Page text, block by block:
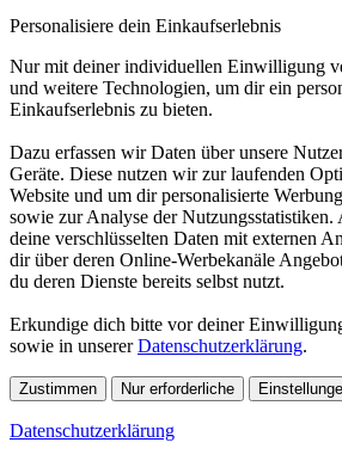
Personalisiere dein Einkaufserlebnis
Nur mit deiner individuellen Einwilligung
und weitere Technologien, um dir ein
Einkaufserlebnis zu bieten.
Dazu erfassen wir Daten über unsere
Geräte. Diese nutzen wir zur laufenden
Website und um dir personalisierte
sowie zur Analyse der
deine verschlüsselten Daten mit externen
dir über deren Online-Werbekanäle
du deren Dienste bereits selbst nutzt.
Erkundige dich bitte vor deiner
sowie in unsererDatenschutzerklärung.
Zustimmen Nur erforderliche
Datenschutzerklärung